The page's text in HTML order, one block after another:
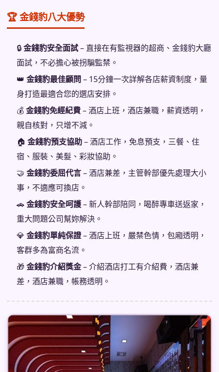
🏆 金錢豹八大優勢
🔒金錢豹安全面試– 直接在有監視器的超商、金錢豹大廳
面試，不必擔心被拐騙監禁。
👑 金錢豹最佳顧問 – 15分鐘一次詳解各店薪資制度，量
身打造最適合您的選店安排。
💰金錢豹免經紀費– 酒店上班，酒店兼職，薪資透明，
親自核對，只增不減。
🏠 金錢豹預支協助– 酒店工作，免息預支，三餐、住
宿、服裝、美髮、彩妝協助。
🤝 金錢豹委屈代言– 酒店兼差，主管幹部優先處理大小
事，不適應可換店。
🚗 金錢豹安全呵護– 新人幹部陪同，喝醉專車送返家，
重大問題公司幫妳解決。
💎 金錢豹單純保證– 酒店上班，嚴禁色情，包廂透明，
客群多為富商名流。
🎁 金錢豹介紹獎金– 介紹酒店打工有介紹費，酒店兼
差，酒店兼職，帳務透明。